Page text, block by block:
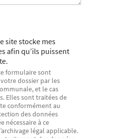
site stocke mes
afin qu’ils puissent
formulaire sont
dossier par les
et le cas
Elles sont traitées de
conformément au
des données
nécessaire à ce
légal applicable.